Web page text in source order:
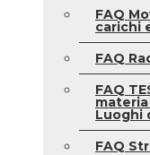
FAQ
carichi
FAQ
FAQ
Luoghi
FAQ